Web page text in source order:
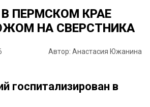
ПЕРМСКОМ КРАЕ
НА СВЕРСТНИКА
Автор: Анастасия Южанина
госпитализирован в